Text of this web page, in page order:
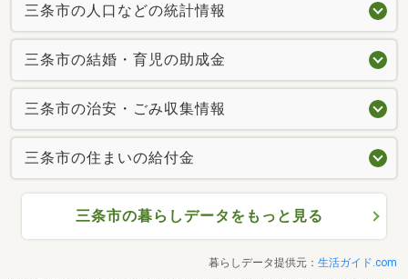
三条市の人口などの統計情報
三条市の結婚・育児の助成金
三条市の治安・ごみ収集情報
三条市の住まいの給付金
三条市の暮らしデータをもっと見る
暮らしデータ提供元： 生活ガイド.com